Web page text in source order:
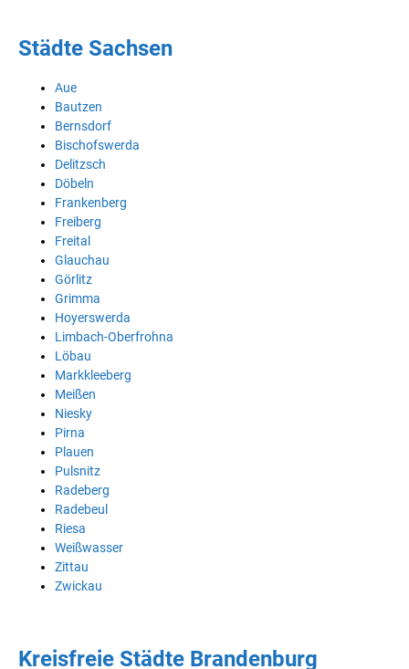
Städte Sachsen
Aue
Bautzen
Bernsdorf
Bischofswerda
Delitzsch
Döbeln
Frankenberg
Freiberg
Freital
Glauchau
Görlitz
Grimma
Hoyerswerda
Limbach-Oberfrohna
Löbau
Markkleeberg
Meißen
Niesky
Pirna
Plauen
Pulsnitz
Radeberg
Radebeul
Riesa
Weißwasser
Zittau
Zwickau
Kreisfreie Städte Brandenburg